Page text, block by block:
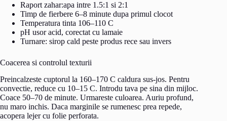
Raport zahar:apa intre 1.5:1 si 2:1
Timp de fierbere 6–8 minute dupa primul clocot
Temperatura tinta 106–110 C
pH usor acid, corectat cu lamaie
Turnare: sirop cald peste produs rece sau invers
Coacerea si controlul texturii
Preincalzeste cuptorul la 160–170 C caldura sus-jos. Pentru
convectie, reduce cu 10–15 C. Introdu tava pe sina din mijloc.
Coace 50–70 de minute. Urmareste culoarea. Auriu profund,
nu maro inchis. Daca marginile se rumenesc prea repede,
acopera lejer cu folie perforata.